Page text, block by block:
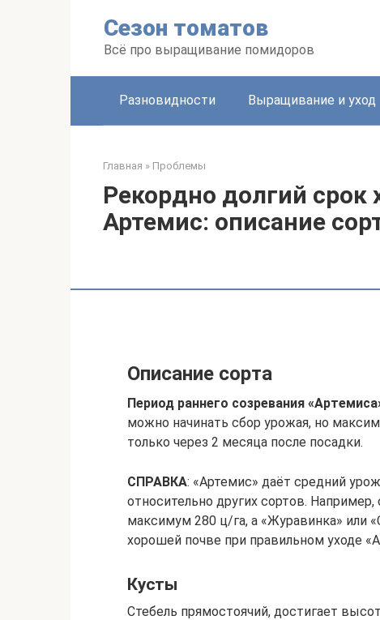
Сезон томатов
Всё про выращивание помидоров
Разновидности Выращивание и уход
Главная » Проблемы
Рекордно долгий срок
Артемис: описание
Описание сорта
Период раннего созревания
можно начинать сбор урожая, но
только через 2 месяца после посадки.
СПРАВКА: «Артемис» даёт средний
относительно других сортов.
максимум 280 ц/га, а «Журавинка» или
хорошей почве при правильном уходе
Кусты
Стебель прямостоячий, достигает